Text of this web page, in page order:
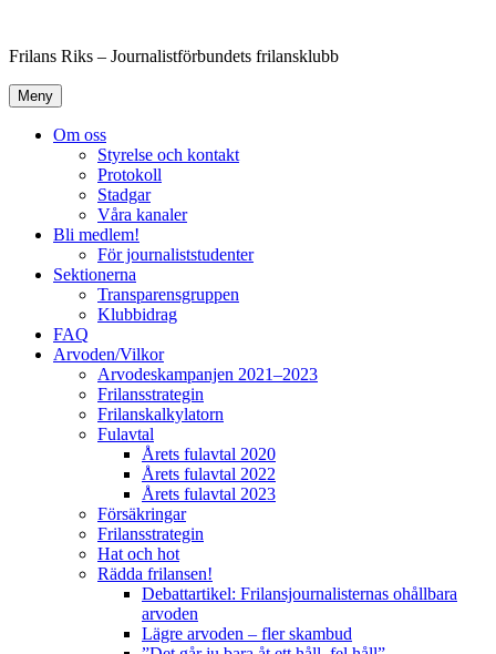
innehåll
Frilans Riks – Journalistförbundets frilansklubb
Meny
Om oss
Styrelse och kontakt
Protokoll
Stadgar
Våra kanaler
Bli medlem!
För journaliststudenter
Sektionerna
Transparensgruppen
Klubbidrag
FAQ
Arvoden/Vilkor
Arvodeskampanjen 2021–2023
Frilansstrategin
Frilanskalkylatorn
Fulavtal
Årets fulavtal 2020
Årets fulavtal 2022
Årets fulavtal 2023
Försäkringar
Frilansstrategin
Hat och hot
Rädda frilansen!
Debattartikel: Frilansjournalisternas ohållbara
arvoden
Lägre arvoden – fler skambud